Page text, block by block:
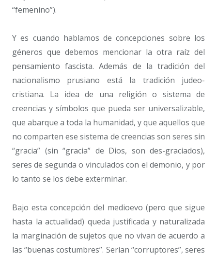
“femenino”).
Y es cuando hablamos de concepciones sobre los
géneros que debemos mencionar la otra raíz del
pensamiento fascista. Además de la tradición del
nacionalismo prusiano está la tradición judeo-
cristiana. La idea de una religión o sistema de
creencias y símbolos que pueda ser universalizable,
que abarque a toda la humanidad, y que aquellos que
no comparten ese sistema de creencias son seres sin
“gracia” (sin “gracia” de Dios, son des-graciados),
seres de segunda o vinculados con el demonio, y por
lo tanto se los debe exterminar.
Bajo esta concepción del medioevo (pero que sigue
hasta la actualidad) queda justificada y naturalizada
la marginación de sujetos que no vivan de acuerdo a
las “buenas costumbres”. Serían “corruptores”, seres